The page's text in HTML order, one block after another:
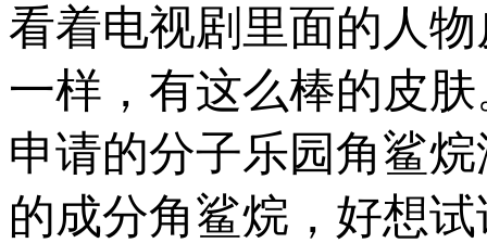
看着电视剧里面的人
一样，有这么棒的皮
申请的分子乐园角鲨
的成分角鲨烷，好想